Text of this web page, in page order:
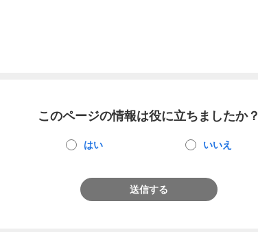
このページの情報は役に立ちましたか？
はい いいえ
送信する